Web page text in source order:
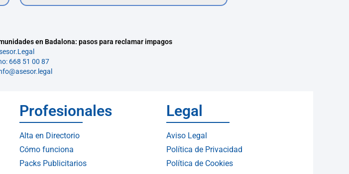
en Badalona: pasos para reclamar impagos
668 51 00 87
Profesionales
Alta en Directorio
Cómo funciona
Packs Publicitarios
Legal
Aviso Legal
Política de Privacidad
Política de Cookies